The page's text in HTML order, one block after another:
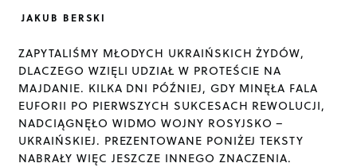
JAKUB BERSKI
ZAPYTALIŚMY MŁODYCH UKRAIŃSKICH ŻYDÓW,
DLACZEGO WZIĘLI UDZIAŁ W PROTEŚCIE NA
MAJDANIE. KILKA DNI PÓŹNIEJ, GDY MINĘŁA FALA
EUFORII PO PIERWSZYCH SUKCESACH REWOLUCJI,
NADCIĄGNĘŁO WIDMO WOJNY ROSYJSKO –
UKRAIŃSKIEJ. PREZENTOWANE PONIŻEJ TEKSTY
NABRAŁY WIĘC JESZCZE INNEGO ZNACZENIA.